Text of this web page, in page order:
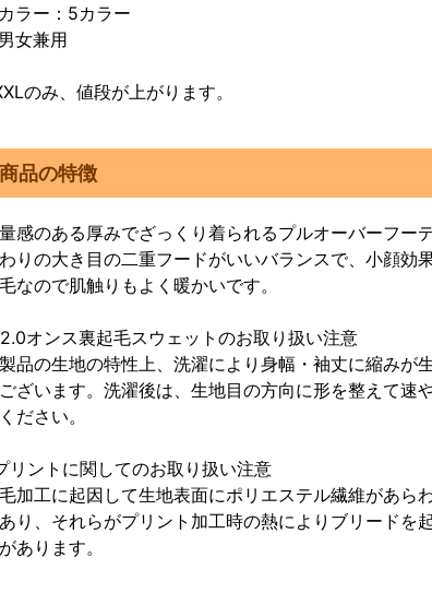
ラー：5カラー
女兼用
のみ、値段が上がります。
商品の特徴
感のある厚みでざっくり着られるプルオーバーフー
りの大き目の二重フードがいいバランスで、小顔
なので肌触りもよく暖かいです。
オンス裏起毛スウェットのお取り扱い注意
品の生地の特性上、洗濯により身幅・袖丈に縮みが
ざいます。洗濯後は、生地目の方向に形を整えて速
ださい。
リントに関してのお取り扱い注意
加工に起因して生地表面にポリエステル繊維があら
り、それらがプリント加工時の熱によりブリードを
あります。